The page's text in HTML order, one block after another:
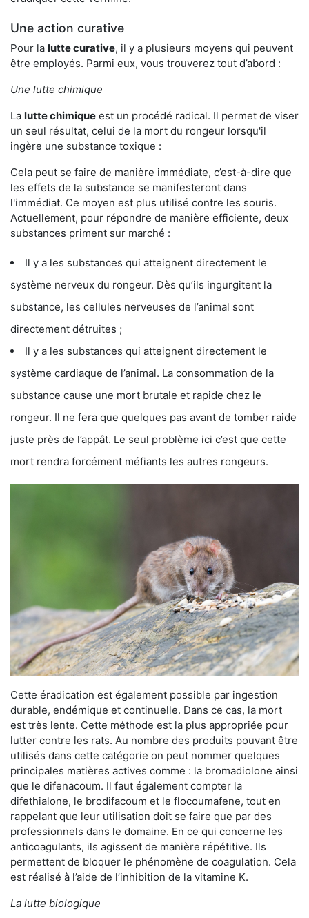
Une action curative
Pour la lutte curative, il y a plusieurs moyens qui peuvent
être employés. Parmi eux, vous trouverez tout d’abord :
Une lutte chimique
La lutte chimique est un procédé radical. Il permet de viser
un seul résultat, celui de la mort du rongeur lorsqu'il
ingère une substance toxique :
Cela peut se faire de manière immédiate, c’est-à-dire que
les effets de la substance se manifesteront dans
l'immédiat. Ce moyen est plus utilisé contre les souris.
Actuellement, pour répondre de manière efficiente, deux
substances priment sur marché :
Il y a les substances qui atteignent directement le
système nerveux du rongeur. Dès qu’ils ingurgitent la
substance, les cellules nerveuses de l’animal sont
directement détruites ;
Il y a les substances qui atteignent directement le
système cardiaque de l’animal. La consommation de la
substance cause une mort brutale et rapide chez le
rongeur. Il ne fera que quelques pas avant de tomber raide
juste près de l’appât. Le seul problème ici c’est que cette
mort rendra forcément méfiants les autres rongeurs.
Cette éradication est également possible par ingestion
durable, endémique et continuelle. Dans ce cas, la mort
est très lente. Cette méthode est la plus appropriée pour
lutter contre les rats. Au nombre des produits pouvant être
utilisés dans cette catégorie on peut nommer quelques
principales matières actives comme : la bromadiolone ainsi
que le difenacoum. Il faut également compter la
difethialone, le brodifacoum et le flocoumafene, tout en
rappelant que leur utilisation doit se faire que par des
professionnels dans le domaine. En ce qui concerne les
anticoagulants, ils agissent de manière répétitive. Ils
permettent de bloquer le phénomène de coagulation. Cela
est réalisé à l’aide de l’inhibition de la vitamine K.
La lutte biologique